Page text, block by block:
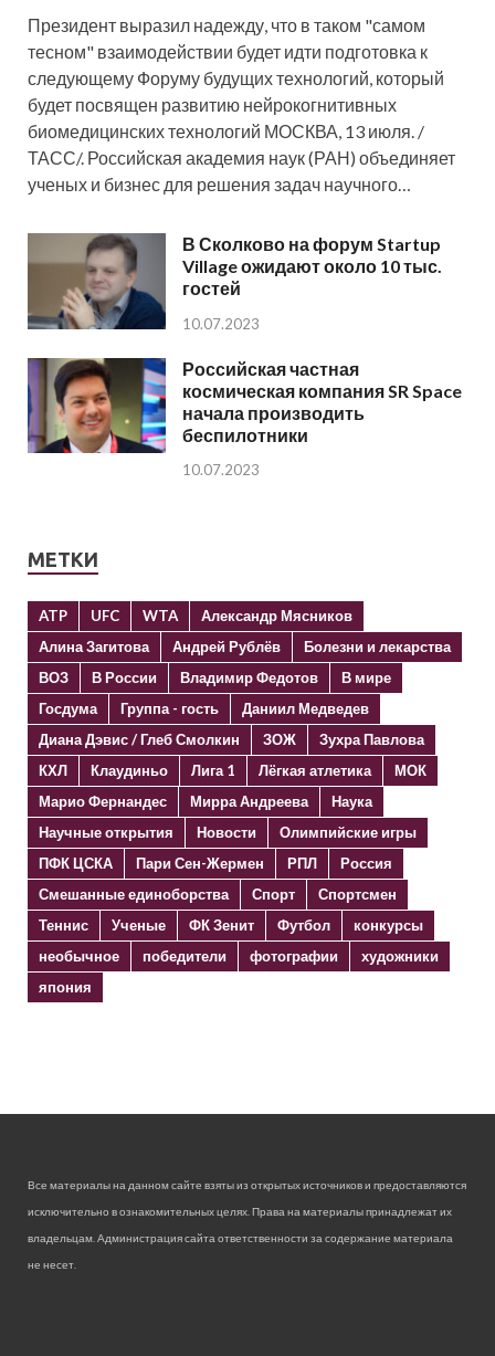
Президент выразил надежду, что в таком "самом
тесном" взаимодействии будет идти подготовка к
следующему Форуму будущих технологий, который
будет посвящен развитию нейрокогнитивных
биомедицинских технологий МОСКВА, 13 июля. /
ТАСС/. Российская академия наук (РАН) объединяет
ученых и бизнес для решения задач научного…
В Сколково на форум Startup
Village ожидают около 10 тыс.
гостей
10.07.2023
Российская частная
космическая компания SR Space
начала производить
беспилотники
10.07.2023
МЕТКИ
ATP UFC WTA
Александр Мясников
Алина Загитова
Андрей Рублёв
Болезни и лекарства
ВОЗ
В России Владимир Федотов
В мире
Госдума
Группа - гость
Даниил Медведев
Диана Дэвис / Глеб Смолкин
ЗОЖ
Зухра Павлова
КХЛ
Клаудиньо Лига 1 Лёгкая атлетика
МОК
Марио Фернандес
Мирра Андреева
Наука
Научные открытия
Новости
Олимпийские игры
ПФК ЦСКА
Пари Сен-Жермен РПЛ
Россия
Смешанные единоборства
Спорт
Спортсмен
Теннис
Ученые ФК Зенит Футбол
конкурсы
необычное
победители фотографии
художники
япония
Все материалы на данном сайте взяты из открытых источников и предоставляются
исключительно в ознакомительных целях. Права на материалы принадлежат их
владельцам. Администрация сайта ответственности за содержание материала
не несет.